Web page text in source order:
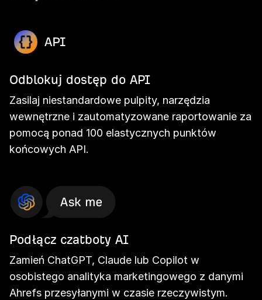
Odblokuj dostęp do API
Zasilaj niestandardowe pulpity, narzędzia
wewnętrzne i zautomatyzowane raportowanie za
pomocą ponad 100 elastycznych punktów
końcowych API.
Podłącz czatboty AI
Zamień ChatGPT, Claude lub Copilot w
osobistego analityka marketingowego z danymi
Ahrefs przesyłanymi w czasie rzeczywistym.